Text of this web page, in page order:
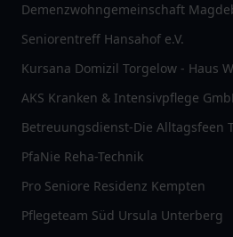
Demenzwohngemeinschaft
Seniorentreff Hansahof e.V.
Kursana Domizil Torgelow - Haus
AKS Kranken & Intensivpflege
Betreuungsdienst-Die Alltagsfeen
PfaNie Reha-Technik
Pro Seniore Residenz Kempten
Pflegeteam Süd Ursula Unterberg